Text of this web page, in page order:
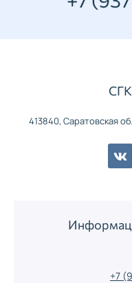
413840, Саратовская
+7